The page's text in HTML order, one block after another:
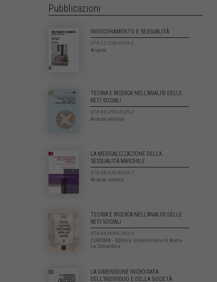
Pubblicazioni
INVECCHIAMENTO E SESSUALITÀ
979-12-218-0764-6
Aracne
TEORIA E RICERCA NELL’ANALISI DELLE
RETI SOCIALI
978-88-255-0525-2
Aracne editrice
LA MEDICALIZZAZIONE DELLA
SESSUALITÀ MASCHILE
978-88-548-8934-7
Aracne editrice
TEORIA E RICERCA NELL’ANALISI DELLE
RETI SOCIALI
978-88-8066-283-9
EUROMA - Editrice Universitaria di Roma -
La Goliardica
LA DIMENSIONE INCROCIATA
DELL’INDIVIDUO E DELLA SOCIETÀ